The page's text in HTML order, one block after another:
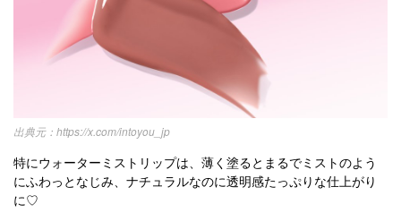
https://x.com/intoyou_jp
特にウォーターミストリップは、薄く塗るとまるでミストのよう
にふわっとなじみ、ナチュラルなのに透明感たっぷりな仕上がり
に♡